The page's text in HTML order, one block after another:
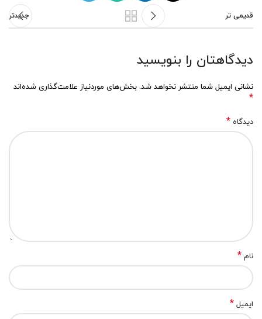
جدیدتر قدیمی تر
دیدگاهتان را بنویسید
نشانی ایمیل شما منتشر نخواهد شد. بخش‌های موردنیاز علامت‌گذاری شده‌اند
*
دیدگاه *
نام *
ایمیل *